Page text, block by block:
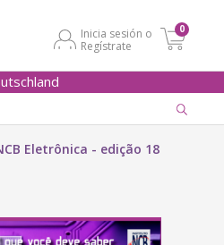
Inicia sesión o
Regístrate
0
Eletrônica - edição 18